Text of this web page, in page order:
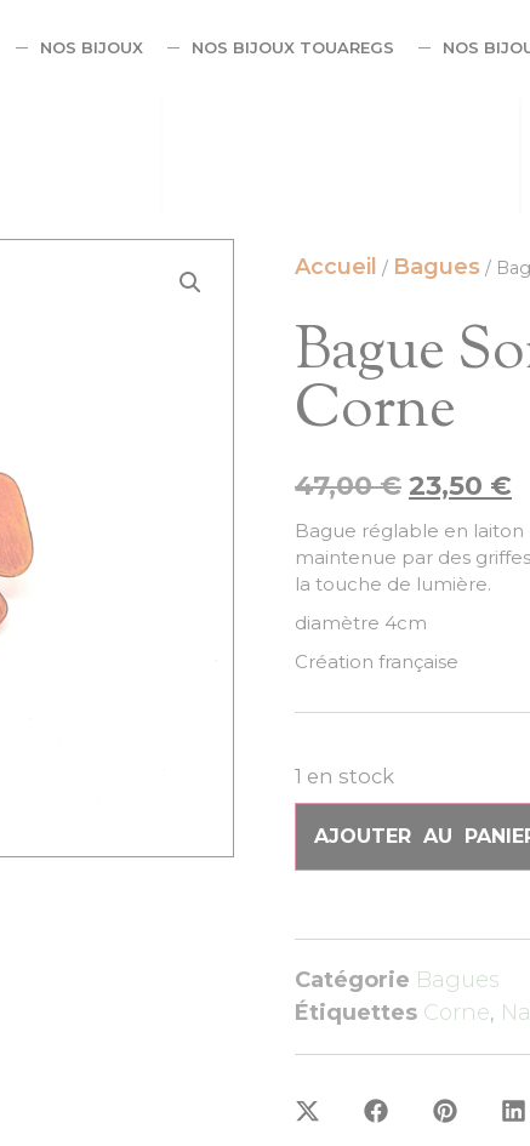
NOS BIJOUX NOS BIJOUX TOUAREGS NOS
Accueil / Bagues /
Bague
Corne
47,00€ 23,50 €
Bague réglable en
maintenue par des
la touche de lumière.
diamètre 4cm
Création française
1 en stock
AJOUTER AU
Catégorie Bagues
Étiquettes Corne,